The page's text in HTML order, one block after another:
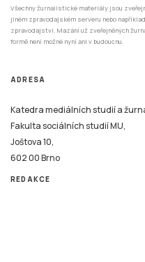
Všechny žurnalistické materiály jsou
jiném zpravodajském serveru nebo
zpravodajství. Mazání už zveřejněných
formě není možné nyní ani v budoucnu.
ADRESA
Katedra mediálních studií a
Fakulta sociálních studií MU,
Joštova 10,
602 00 Brno
REDAKCE